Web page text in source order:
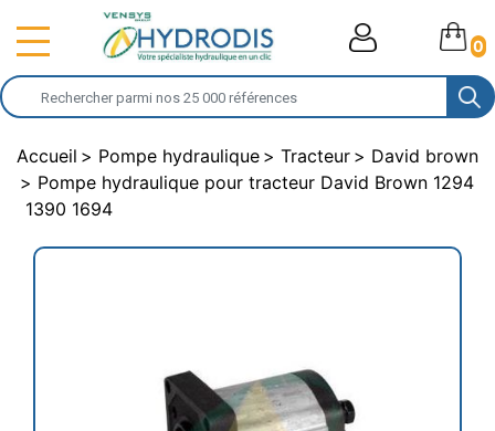
0
Accueil Pompe hydraulique Tracteur
David brown
Pompe hydraulique pour tracteur David Brown 1294
1390 1694